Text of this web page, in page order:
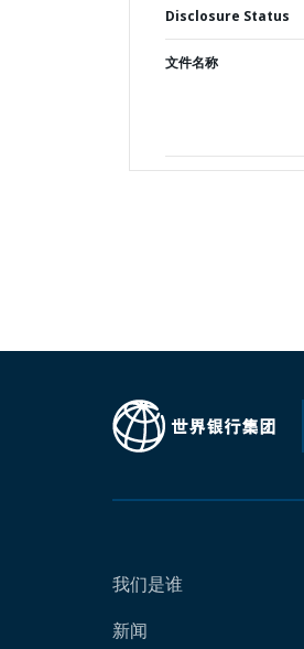
Disclosure Status
文件名称
我们是谁
新闻